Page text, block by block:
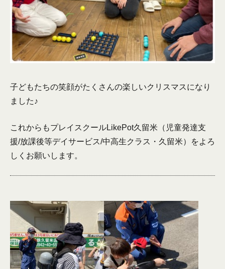
子どもたちの笑顔がたくさんの楽しいクリスマスになり
ました♪
これからもプレイスクールLikePot久留米（児童発達支
援/放課後等デイサービス/中高生クラス・久留米）をよろ
しくお願いします。